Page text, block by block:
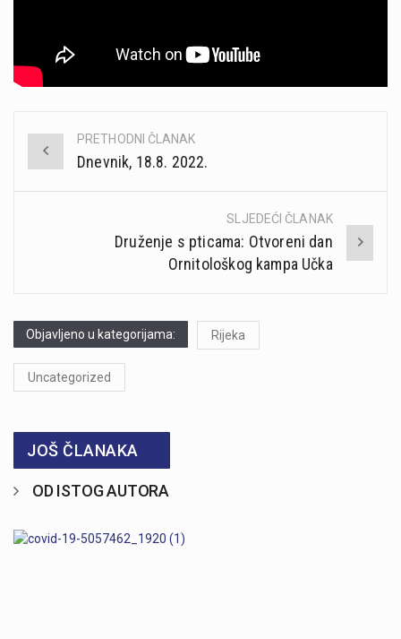
Post
PRETHODNI ČLANAK
Dnevnik, 18.8. 2022.
SLJEDEĆI ČLANAK
Druženje s pticama: Otvoreni dan
Ornitološkog kampa Učka
Objavljeno u kategorijama: Rijeka
Uncategorized
JOŠ ČLANAKA
OD ISTOG AUTORA